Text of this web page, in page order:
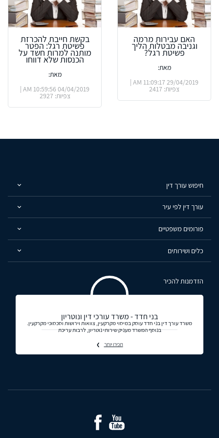
האם עבירות מרמה
וגניבה מבטלות הליך
פשיטת רגל?
מאת:
29/04/2019 11:09:17 AM |
צפיות: 2417
בקשת חייבת להכרזת
פשיטת רגל: הפטר
מותנה למרות חשד על
הכנסות שלא דווחו
מאת:
04/04/2019 10:59:56 AM |
צפיות: 2927
חיפוש עורך דין
עורך דין לפי עיר
פורומים משפטיים
כלים ושירותים
הזדמנות להכיר
בני חדד - משרד עורכי דין ונוטריון
משרד עורך דין בני חדד עוסק במיסוי מקרקעין, צוואות וירושות וסכסוכי מקרקעין.
בנוסף המשרד מעניק שירותי נוטריון, לרבות עריכת
תכירו יותר